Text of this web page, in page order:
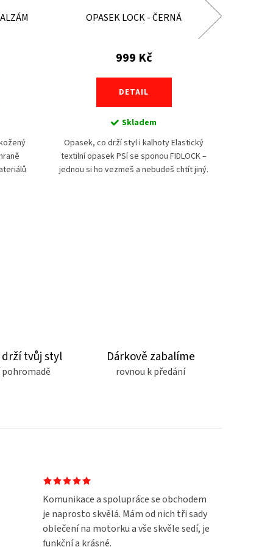
OPASEK LOCK - ČERNÁ
999 Kč
DETAIL
Skladem
Opasek, co drží styl i kalhoty Elastický
textilní opasek PSí se sponou FIDLOCK –
jednou si ho vezmeš a nebudeš chtít jiný.
drží tvůj styl
pohromadě
Dárkově zabalíme
rovnou k předání
Komunikace a spolupráce se obchodem
je naprosto skvělá. Mám od nich tři sady
oblečení na motorku a vše skvěle sedí, je
funkční a krásné.